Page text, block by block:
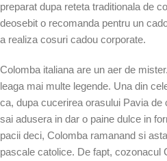
preparat dupa reteta traditionala de
deosebit o recomanda pentru un
a realiza cosuri cadou corporate.
Colomba italiana are un aer de
leaga mai multe legende. Una din
ca, dupa cucerirea orasului Pavia de
sai adusera in dar o paine dulce in
pacii deci, Colomba ramanand si
pascale catolice. De fapt, cozonacul